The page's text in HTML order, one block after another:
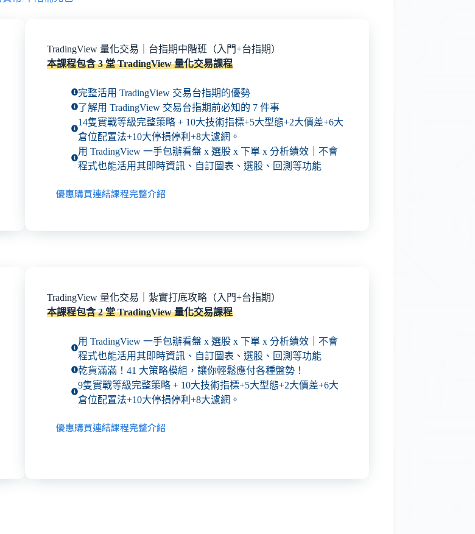
TradingView 量化交易｜台指期中階班（入門+台指期）
本課程包含 3 堂 TradingView 量化交易課程
完整活用 TradingView 交易台指期的優勢
了解用 TradingView 交易台指期前必知的 7 件事
14隻實戰等級完整策略 + 10大技術指標+5大型態+2大價差+6大
倉位配置法+10大停損停利+8大濾網。
用 TradingView 一手包辦看盤 x 選股 x 下單 x 分析績效｜不會
程式也能活用其即時資訊、自訂圖表、選股、回測等功能
優惠購買連結課程完整介紹
TradingView 量化交易｜紮實打底攻略（入門+台指期）
本課程包含 2 堂 TradingView 量化交易課程
用 TradingView 一手包辦看盤 x 選股 x 下單 x 分析績效｜不會
程式也能活用其即時資訊、自訂圖表、選股、回測等功能
乾貨滿滿！41 大策略模組，讓你輕鬆應付各種盤勢！
9隻實戰等級完整策略 + 10大技術指標+5大型態+2大價差+6大
倉位配置法+10大停損停利+8大濾網。
優惠購買連結課程完整介紹